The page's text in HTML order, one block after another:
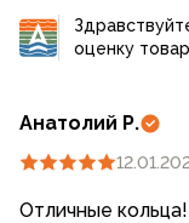
оценку
Анатолий Р.
Отличные